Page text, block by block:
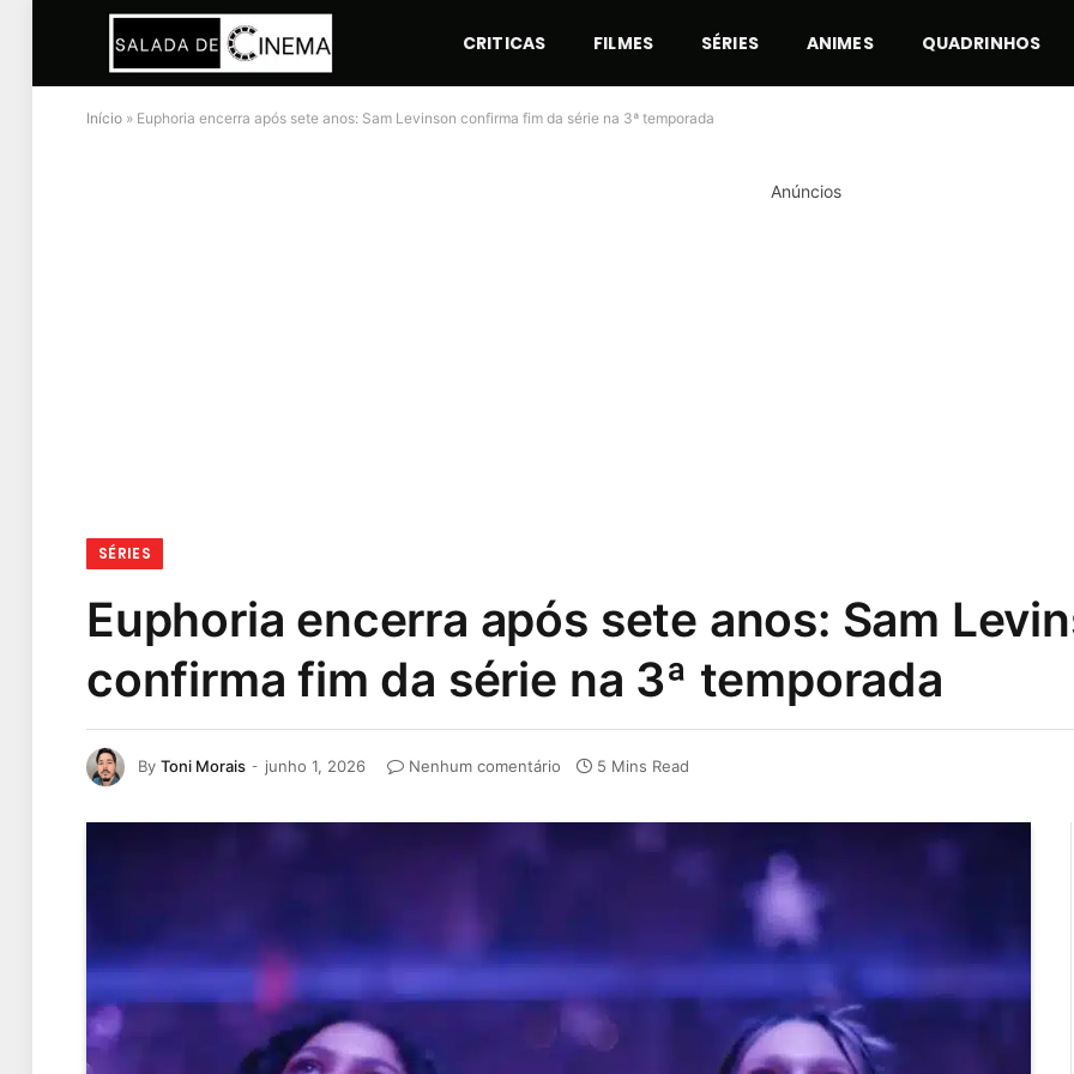
CRITICAS FILMES SÉRIES ANIMES QUADRINHOS
Início » Euphoria encerra após sete anos: Sam Levinson confirma fim da série na 3ª temporada
Anúncios
SÉRIES
Euphoria encerra após sete anos: Sam
confirma fim da série na 3ª temporada
By Toni Morais junho 1, 2026 Nenhum comentário 5 Mins Read